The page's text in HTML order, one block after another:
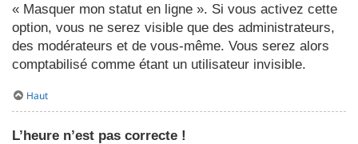
« Masquer mon statut en ligne ». Si vous activez cette
option, vous ne serez visible que des administrateurs,
des modérateurs et de vous-même. Vous serez alors
comptabilisé comme étant un utilisateur invisible.
Haut
L’heure n’est pas correcte !